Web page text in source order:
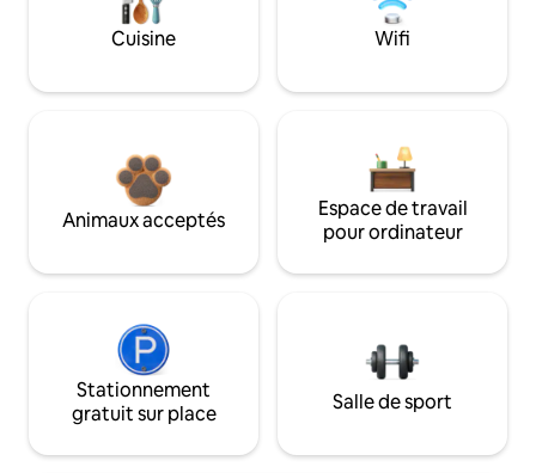
Cuisine Wifi
Animaux acceptés
Espace de travail
pour ordinateur
Stationnement
gratuit sur place
Salle de sport